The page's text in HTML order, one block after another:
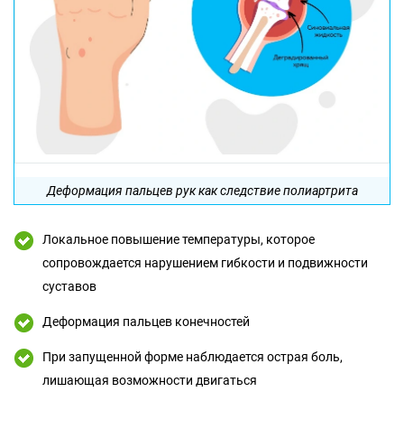
Деформация пальцев рук как следствие полиартрита
Локальное повышение температуры, которое
сопровождается нарушением гибкости и подвижности
суставов
Деформация пальцев конечностей
При запущенной форме наблюдается острая боль,
лишающая возможности двигаться